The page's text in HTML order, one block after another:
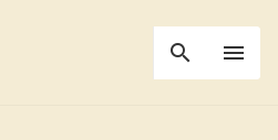
search menu